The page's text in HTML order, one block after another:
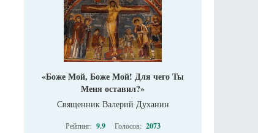
«Боже Мой, Боже Мой! Для чего Ты
Меня оставил?»
Священник Валерий Духанин
Рейтинг: 9.9 Голосов: 2073